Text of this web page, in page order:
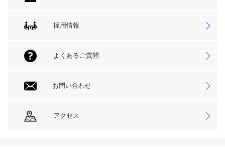
採用情報
よくあるご質問
お問い合わせ
アクセス